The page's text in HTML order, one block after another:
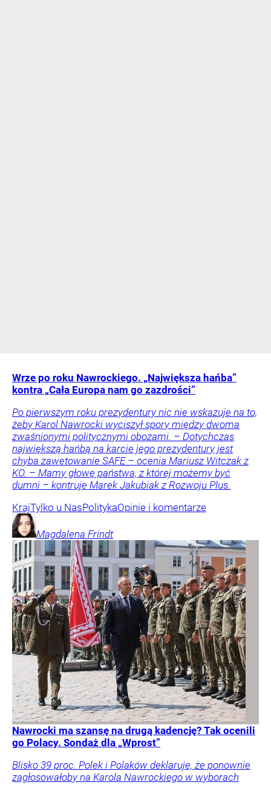
Wrze po roku Nawrockiego. „Największa hańba”
kontra „Cała Europa nam go zazdrości”
Po pierwszym roku prezydentury nic nie wskazuje na to,
żeby Karol Nawrocki wyciszył spory między dwoma
zwaśnionymi politycznymi obozami. – Dotychczas
największą hańbą na karcie jego prezydentury jest
chyba zawetowanie SAFE – ocenia Mariusz Witczak z
KO. – Mamy głowę państwa, z której możemy być
dumni – kontruje Marek Jakubiak z Rozwoju Plus.
KrajTylko u NasPolitykaOpinie i komentarze
Magdalena Frindt
Nawrocki ma szansę na drugą kadencję? Tak ocenili
go Polacy. Sondaż dla „Wprost”
Blisko 39 proc. Polek i Polaków deklaruje, że ponownie
zagłosowałoby na Karola Nawrockiego w wyborach